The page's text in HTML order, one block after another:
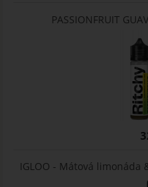
PASSIONFRUIT
IGLOO - Mátová limonáda